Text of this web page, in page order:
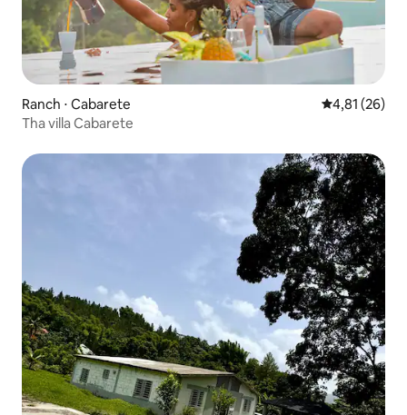
Ranch ⋅ Cabarete Évaluation
4,81 (26)
Tha villa Cabarete